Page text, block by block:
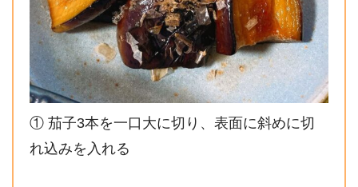
① 茄子3本を一口大に切り、表面に斜めに切
れ込みを入れる